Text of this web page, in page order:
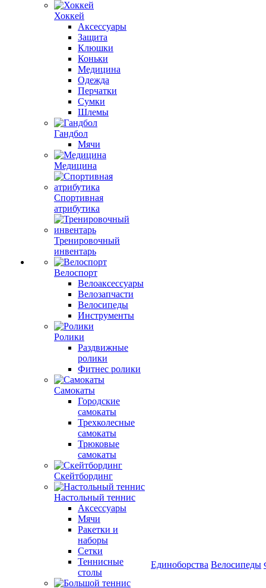
Хоккей
Аксессуары
Защита
Клюшки
Коньки
Медицина
Одежда
Перчатки
Сумки
Шлемы
Гандбол
Мячи
Медицина
Спортивная
атрибутика
Тренировочный
инвентарь
Велоспорт
Велоаксессуары
Велозапчасти
Велосипеды
Инструменты
Ролики
Раздвижные
ролики
Фитнес ролики
Самокаты
Городские
самокаты
Трехколесные
самокаты
Трюковые
самокаты
Скейтбординг
Настольный теннис
Аксессуары
Мячи
Ракетки и
наборы
Сетки
Теннисные
столы
Единоборства Велосипеды